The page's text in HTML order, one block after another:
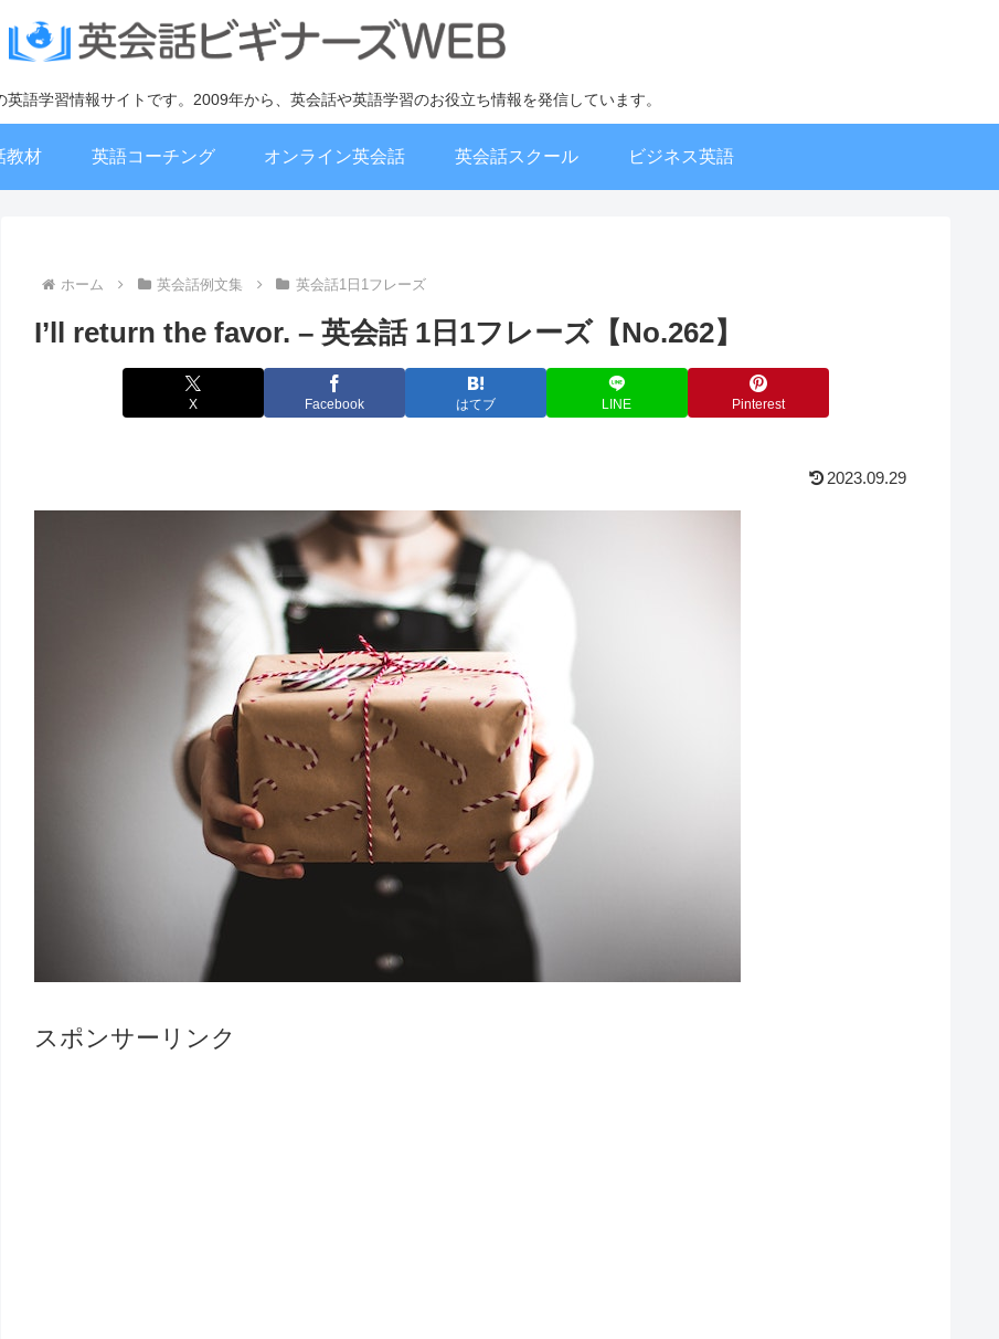
語学習情報サイトです。2009年から、英会話や英語学習のお役立ち情報を発信しています。
教材 英語コーチング オンライン英会話 英会話スクール ビジネス英語
ホーム 英会話例文集 英会話1日1フレーズ
I’ll return the favor. – 英会話 1日1フレーズ【No.262】
X Facebook はてブ LINE Pinterest
2023.09.29
スポンサーリンク